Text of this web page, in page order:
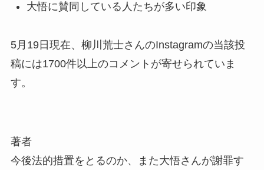
大悟に賛同している人たちが多い印象
5月19日現在、柳川荒士さんのInstagramの当該投
稿には1700件以上のコメントが寄せられていま
す。
著者
今後法的措置をとるのか、また大悟さんが謝罪す